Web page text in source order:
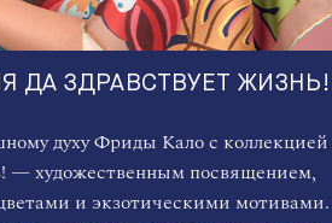
ДА ЗДРАВСТВУЕТ ЖИЗНЬ!
духу Фриды Кало с коллекцией
— художественным посвящением,
и экзотическими мотивами.